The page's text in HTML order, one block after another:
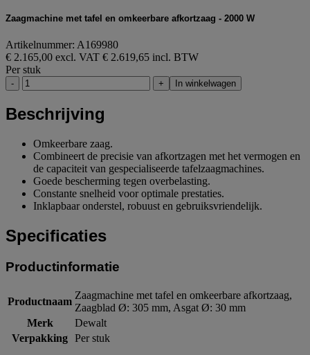
Zaagmachine met tafel en omkeerbare afkortzaag - 2000 W
Artikelnummer: A169980
€ 2.165,00 excl. VAT € 2.619,65 incl. BTW
Per stuk
- + In winkelwagen
Beschrijving
Omkeerbare zaag.
Combineert de precisie van afkortzagen met het vermogen en
de capaciteit van gespecialiseerde tafelzaagmachines.
Goede bescherming tegen overbelasting.
Constante snelheid voor optimale prestaties.
Inklapbaar onderstel, robuust en gebruiksvriendelijk.
Specificaties
Productinformatie
Productnaam
Zaagmachine met tafel en omkeerbare afkortzaag,
Zaagblad Ø: 305 mm, Asgat Ø: 30 mm
Merk
Dewalt
Verpakking Per stuk